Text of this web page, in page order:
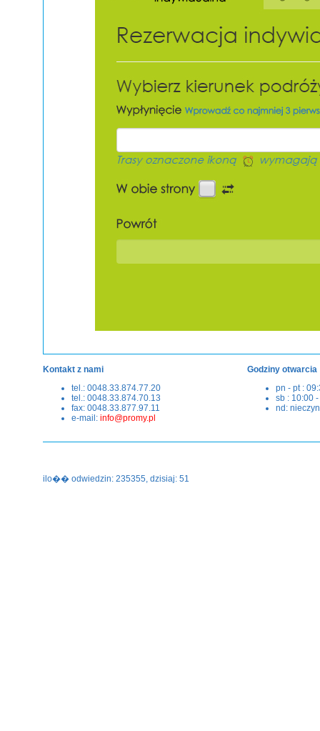
Kontakt z nami
tel.: 0048.33.874.77.20
tel.: 0048.33.874.70.13
fax: 0048.33.877.97.11
e-mail: info@promy.pl
Godziny otwarcia
pn - pt :
sb : 10:00
nd:
ilo�� odwiedzin: 235355, dzisiaj: 51